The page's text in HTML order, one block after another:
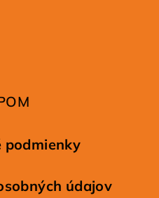
podmienky
údajov